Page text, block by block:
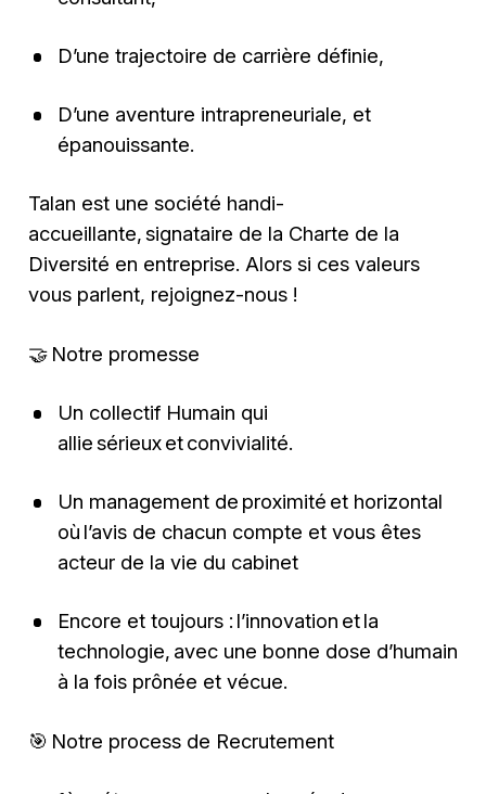
D’une trajectoire de carrière définie,
D’une aventure intrapreneuriale, et
épanouissante.
Talan est une société handi-
accueillante, signataire de la Charte de la
Diversité en entreprise. Alors si ces valeurs
vous parlent, rejoignez-nous !
🤝 Notre promesse
Un collectif Humain qui
allie sérieux et convivialité.
Un management de proximité et horizontal
où l’avis de chacun compte et vous êtes
acteur de la vie du cabinet
Encore et toujours : l’innovation et la
technologie, avec une bonne dose d’humain
à la fois prônée et vécue.
🎯 Notre process de Recrutement